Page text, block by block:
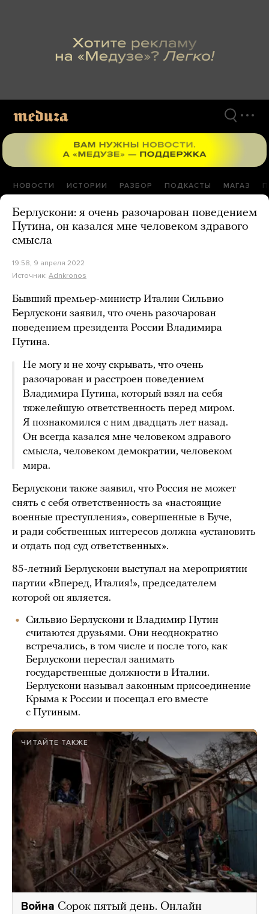
НОВОСТИ ИСТОРИИ РАЗБОР ПОДКАСТЫ МАГАЗ
Берлускони: я очень разочарован поведением
Путина, он казался мне человеком здравого
смысла
19:58, 9 апреля 2022
Источник: Adnkronos
Бывший премьер-министр Италии Сильвио
Берлускони заявил, что очень разочарован
поведением президента России Владимира
Путина.
Не могу и не хочу скрывать, что очень
разочарован и расстроен поведением
Владимира Путина, который взял на себя
тяжелейшую ответственность перед миром.
Я познакомился с ним двадцать лет назад.
Он всегда казался мне человеком здравого
смысла, человеком демократии, человеком
мира.
Берлускони также заявил, что Россия не может
снять с себя ответственность за «настоящие
военные преступления», совершенные в Буче,
и ради собственных интересов должна «установить
и отдать под суд ответственных».
85-летний Берлускони выступал на мероприятии
партии «Вперед, Италия!», председателем
которой он является.
Сильвио Берлускони и Владимир Путин
считаются друзьями. Они неоднократно
встречались, в том числе и после того, как
Берлускони перестал занимать
государственные должности в Италии.
Берлускони называл законным присоединение
Крыма к России и посещал его вместе
с Путиным.
ЧИТАЙТЕ ТАКЖЕ
Война Сорок пятый день. Онлайн